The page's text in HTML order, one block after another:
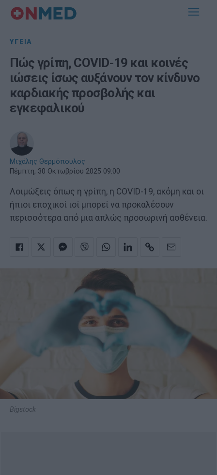
ΥΓΕΙΑ
Πώς γρίπη, COVID-19 και κοινές
ιώσεις ίσως αυξάνουν τον κίνδυνο
καρδιακής προσβολής και
εγκεφαλικού
Μιχάλης Θερμόπουλος
Πέμπτη, 30 Οκτωβρίου 2025 09:00
Λοιμώξεις όπως η γρίπη, η COVID-19, ακόμη και οι
ήπιοι εποχικοί ιοί μπορεί να προκαλέσουν
περισσότερα από μια απλώς προσωρινή ασθένεια.
Bigstock